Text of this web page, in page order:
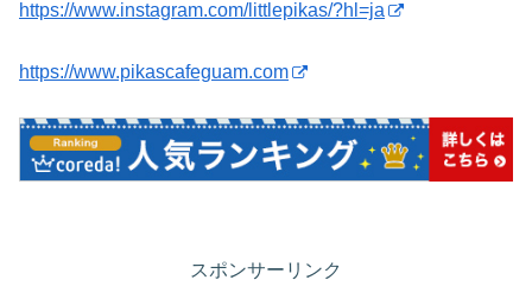
https://www.instagram.com/littlepikas/?hl=ja
https://www.pikascafeguam.com
スポンサーリンク